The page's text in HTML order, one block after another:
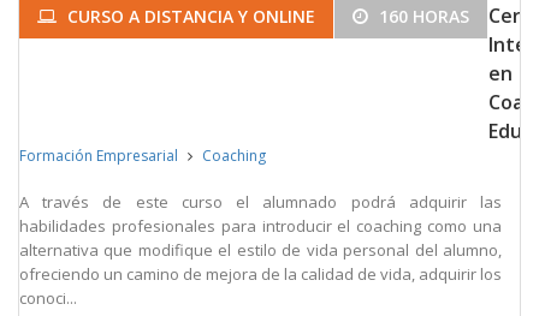
CURSO A DISTANCIA Y ONLINE 160 HORAS
en
Formación Empresarial Coaching
A través de este curso el alumnado podrá adquirir las
habilidades profesionales para introducir el coaching como una
alternativa que modifique el estilo de vida personal del alumno,
ofreciendo un camino de mejora de la calidad de vida, adquirir los
conoci...